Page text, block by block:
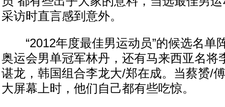
采访时直言感到意外。
“2012年度最佳男运动员”的候选名单
奥运会男单冠军林丹，还有马来西亚名将
谌龙，韩国组合李龙大/郑在成。当蔡赟/
大屏幕上时，他们自己都有些吃惊。